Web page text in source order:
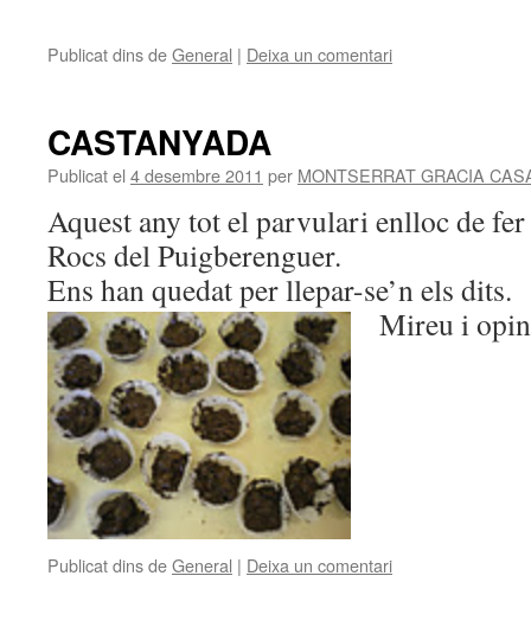
Publicat dins deGeneral | Deixa un comentari
CASTANYADA
Publicat el 4 desembre 2011 per MONTSERRAT GRACIA
Aquest any tot el parvulari enlloc de
Rocs del Puigberenguer.
Ens han quedat per llepar-se’n els dits.
Mireu i
Publicat dins deGeneral | Deixa un comentari